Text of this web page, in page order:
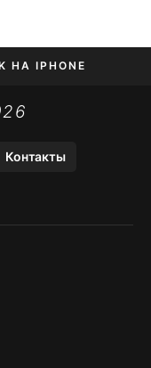
НА IPHONE
Контакты